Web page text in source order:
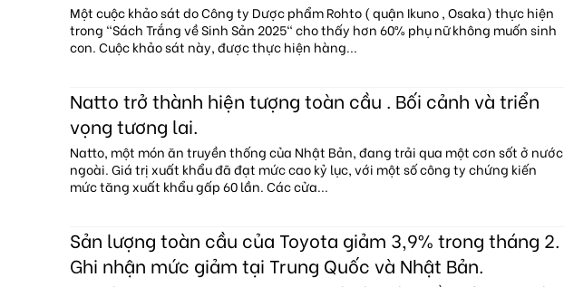
Một cuộc khảo sát do Công ty Dược phẩm Rohto ( quận Ikuno , Osaka) thực hiện
trong "Sách Trắng về Sinh Sản 2025" cho thấy hơn 60% phụ nữ không muốn sinh
con. Cuộc khảo sát này, được thực hiện hàng...
Natto trở thành hiện tượng toàn cầu . Bối cảnh và triển
vọng tương lai.
Natto, một món ăn truyền thống của Nhật Bản, đang trải qua một cơn sốt ở nước
ngoài. Giá trị xuất khẩu đã đạt mức cao kỷ lục, với một số công ty chứng kiến
mức tăng xuất khẩu gấp 60 lần. Các cửa...
Sản lượng toàn cầu của Toyota giảm 3,9% trong tháng 2.
Ghi nhận mức giảm tại Trung Quốc và Nhật Bản.